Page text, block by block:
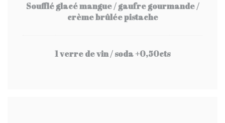
Soufflé glacé mangue / gaufre gourmande /
crème brûlée pistache
1 verre de vin / soda +0,50cts